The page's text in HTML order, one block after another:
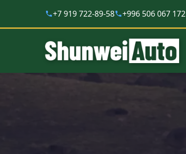
+7 919 722-89-58 +996 506 067 172